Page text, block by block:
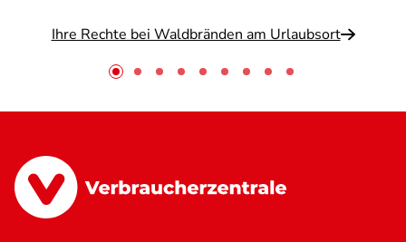
Ihre Rechte bei Waldbränden am Urlaubsort